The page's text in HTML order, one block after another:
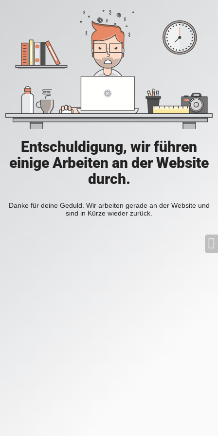
Entschuldigung, wir führen
einige Arbeiten an der Website
durch.
Danke für deine Geduld. Wir arbeiten gerade an der Website und
sind in Kürze wieder zurück.